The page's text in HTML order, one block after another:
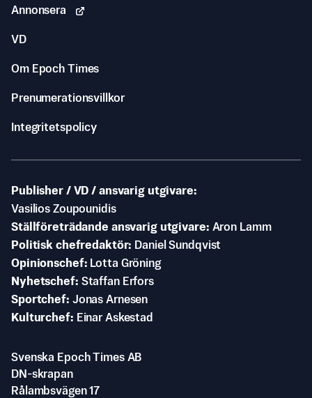
Annonsera
VD
Om Epoch Times
Prenumerationsvillkor
Integritetspolicy
Publisher / VD / ansvarig utgivare
Vasilios Zoupounidis
Ställföreträdande ansvarig utgivare Aron Lamm
Politisk chefredaktör
Daniel Sundqvist
Opinionschef
Lotta Gröning
Nyhetschef Staffan Erfors
Sportchef Jonas Arnesen
Kulturchef
Einar Askestad
Svenska Epoch Times AB
DN-skrapan
Rålambsvägen 17